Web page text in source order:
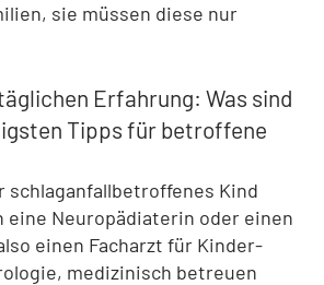
sie müssen diese nur
Erfahrung: Was sind
Tipps für betroffene
schlaganfallbetroffenes Kind
eine Neuropädiaterin oder einen
einen Facharzt für Kinder-
medizinisch betreuen